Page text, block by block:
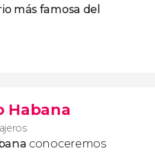
más famosa del
Habana
conoceremos